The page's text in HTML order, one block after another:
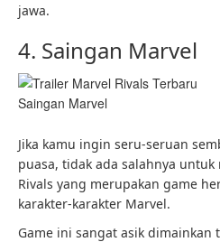
jawa.
4. Saingan Marvel
Saingan Marvel
Jika kamu ingin seru-seruan
puasa, tidak ada salahnya
Rivals yang merupakan game
karakter-karakter Marvel.
Game ini sangat asik dimainkan